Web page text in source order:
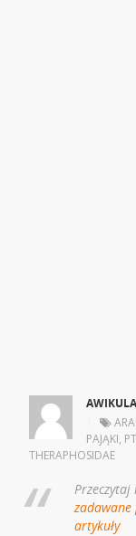
PAJĄKI,
THERAPHOSIDAE
artykuły